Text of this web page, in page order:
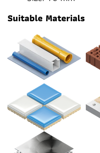
Suitable Materials